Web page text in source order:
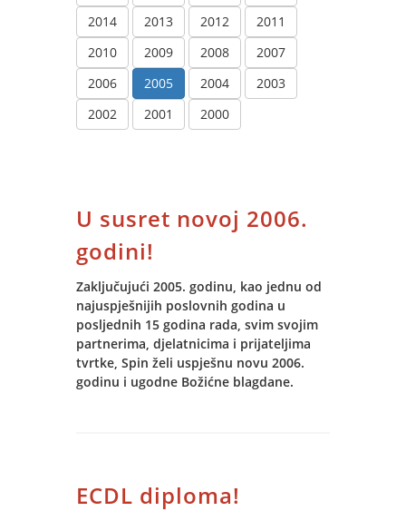
2014
2013 2012
2011
2010
2009 2008
2007
2006
2005 2004
2003
2002
2001 2000
U susret novoj 2006.
godini!
Zaključujući 2005. godinu, kao jednu od
najuspješnijih poslovnih godina u
posljednih 15 godina rada, svim svojim
partnerima, djelatnicima i prijateljima
tvrtke, Spin želi uspješnu novu 2006.
godinu i ugodne Božićne blagdane.
ECDL diploma!